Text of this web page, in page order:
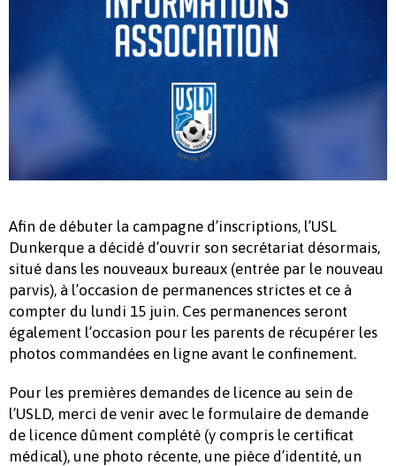
Afin de débuter la campagne d’inscriptions, l’USL
Dunkerque a décidé d’ouvrir son secrétariat désormais,
situé dans les nouveaux bureaux (entrée par le nouveau
parvis), à l’occasion de permanences strictes et ce à
compter du lundi 15 juin. Ces permanences seront
également l’occasion pour les parents de récupérer les
photos commandées en ligne avant le confinement.
Pour les premières demandes de licence au sein de
l’USLD, merci de venir avec le formulaire de demande
de licence dûment complété (y compris le certificat
médical), une photo récente, une pièce d’identité, un